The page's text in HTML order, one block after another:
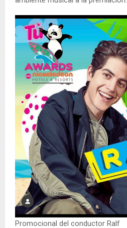
Promocional del conductor Ralf